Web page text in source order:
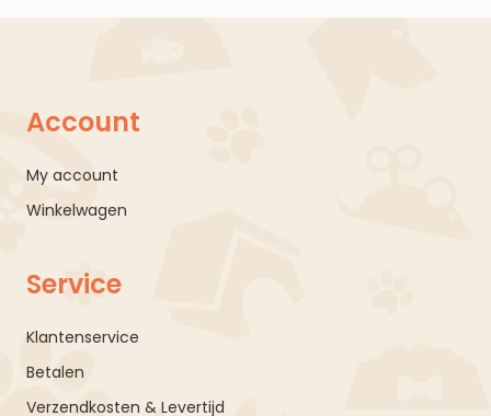
Account
My account
Winkelwagen
Service
Klantenservice
Betalen
Verzendkosten & Levertijd